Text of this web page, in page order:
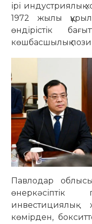
ірі индустриялық
1972 жылы
өндірістік
көшбасшылық
Павлодар
көмірден,